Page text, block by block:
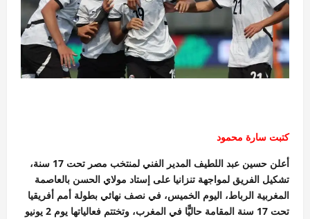
كتبت سارة محمود
أعلن حسين عبد اللطيف المدير الفني لمنتخب مصر تحت 17 سنة،
تشكيل الفريق لمواجهة تنزانيا على إستاد مولاي الحسن بالعاصمة
المغربية الرباط، اليوم الخميس، في نصف نهائي بطولة أمم أفريقيا
تحت 17 سنة المقامة حاليًّا في المغرب، وتختتم فعالياتها يوم 2 يونيو